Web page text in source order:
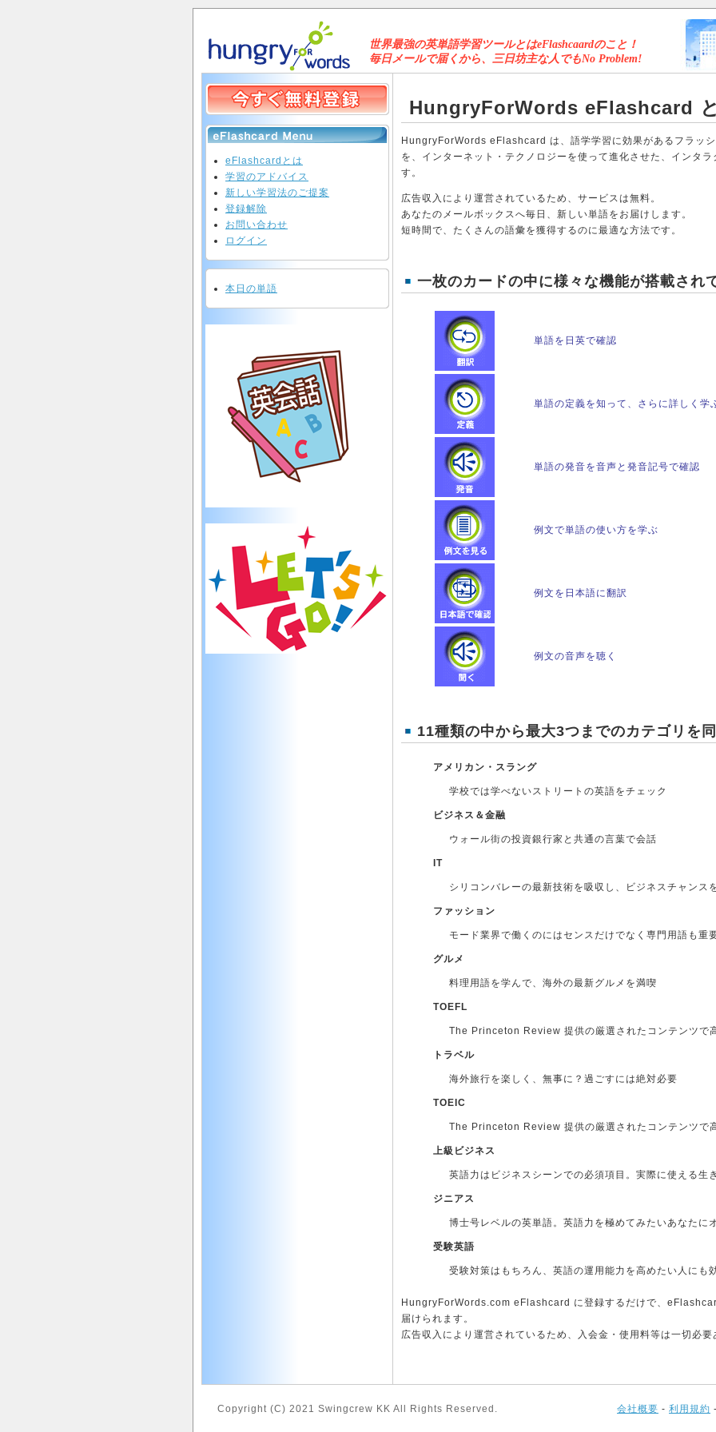
世界最強の英単語学習ツールとはeFlashcaardのこと！
毎日メールで届くから、三日坊主な人でもNo Problem!
HungryForWords eFlashcard
HungryForWords eFlashcard は、語学学習に効果があるフラッ
を、インターネット・テクノロジーを使って進化させた、インタ
す。
広告収入により運営されているため、サービスは無料。
あなたのメールボックスへ毎日、新しい単語をお届けします。
短時間で、たくさんの語彙を獲得するのに最適な方法です。
一枚のカードの中に様々な機能が搭載され
単語を日英で確認
単語の定義を知って、さらに詳しく学
単語の発音を音声と発音記号で確認
例文で単語の使い方を学ぶ
例文を日本語に翻訳
例文の音声を聴く
11種類の中から最大3つまでのカテゴリを
アメリカン・スラング
学校では学べないストリートの英語をチェック
ビジネス＆金融
ウォール街の投資銀行家と共通の言葉で会話
IT
シリコンバレーの最新技術を吸収し、ビジネスチャンス
ファッション
モード業界で働くのにはセンスだけでなく専門用語も重
グルメ
料理用語を学んで、海外の最新グルメを満喫
TOEFL
The Princeton Review 提供の厳選されたコンテンツで
トラベル
海外旅行を楽しく、無事に？過ごすには絶対必要
TOEIC
The Princeton Review 提供の厳選されたコンテンツで
上級ビジネス
英語力はビジネスシーンでの必須項目。実際に使える生
ジニアス
博士号レベルの英単語。英語力を極めてみたいあなたに
受験英語
受験対策はもちろん、英語の運用能力を高めたい人にも
HungryForWords.com eFlashcard に登録するだけで、
届けられます。
広告収入により運営されているため、入会金・使用料等は一切必要
eFlashcardとは
学習のアドバイス
新しい学習法のご提案
登録解除
お問い合わせ
ログイン
本日の単語
Copyright (C) 2021 Swingcrew KK All Rights Reserved. 会社概要 - 利用規約